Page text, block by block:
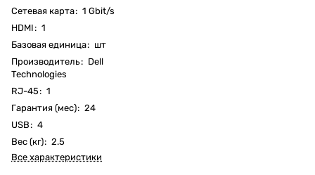
Cетевая карта: 1 Gbit/s
HDMI: 1
Базовая единица: шт
Производитель: Dell
Technologies
RJ-45: 1
Гарантия (мес): 24
USB: 4
Вес (кг): 2.5
Все характеристики